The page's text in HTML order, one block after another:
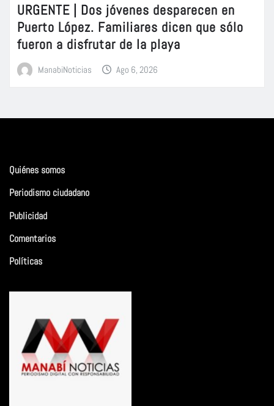
URGENTE | Dos jóvenes desparecen en
Puerto López. Familiares dicen que sólo
fueron a disfrutar de la playa
ManabiNoticias Ago 6, 2026
Quiénes somos
Periodismo ciudadano
Publicidad
Comentarios
Políticas